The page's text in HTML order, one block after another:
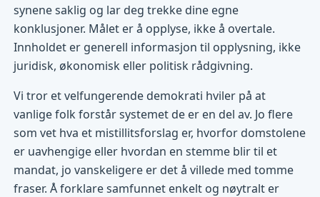
synene saklig og lar deg trekke dine egne
konklusjoner. Målet er å opplyse, ikke å overtale.
Innholdet er generell informasjon til opplysning, ikke
juridisk, økonomisk eller politisk rådgivning.
Vi tror et velfungerende demokrati hviler på at
vanlige folk forstår systemet de er en del av. Jo flere
som vet hva et mistillitsforslag er, hvorfor domstolene
er uavhengige eller hvordan en stemme blir til et
mandat, jo vanskeligere er det å villede med tomme
fraser. Å forklare samfunnet enkelt og nøytralt er